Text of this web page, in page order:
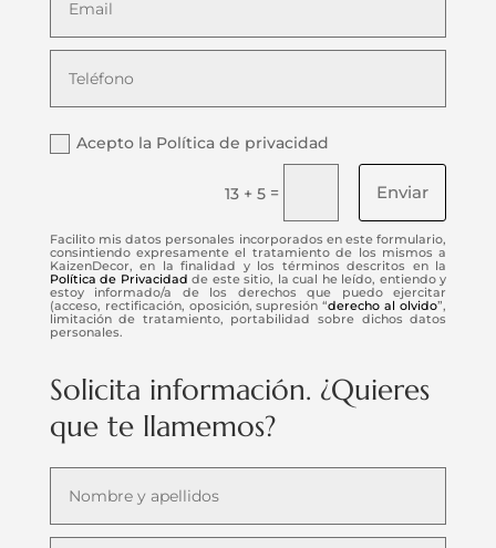
Acepto la Política de privacidad
13 + 5 = Enviar
Facilito mis datos personales incorporados en este formulario,
consintiendo expresamente el tratamiento de los mismos a
KaizenDecor, en la finalidad y los términos descritos en la
Política de Privacidad de este sitio, la cual he leído, entiendo y
estoy informado/a de los derechos que puedo ejercitar
(acceso, rectificación, oposición, supresión “derecho al olvido”,
limitación de tratamiento, portabilidad sobre dichos datos
personales.
Solicita información. ¿Quieres
que te llamemos?